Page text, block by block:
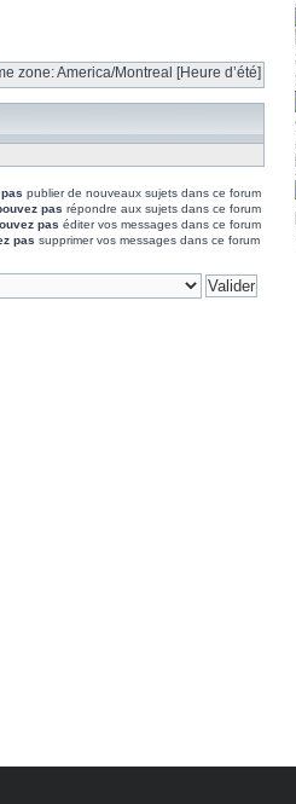
zone: America/Montreal [Heure d’été]
publier de nouveaux sujets dans ce forum
pas répondre aux sujets dans ce forum
pas éditer vos messages dans ce forum
pas supprimer vos messages dans ce forum